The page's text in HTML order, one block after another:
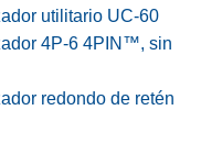
utilitario UC-60
4P-6 4PIN™, sin
redondo de retén